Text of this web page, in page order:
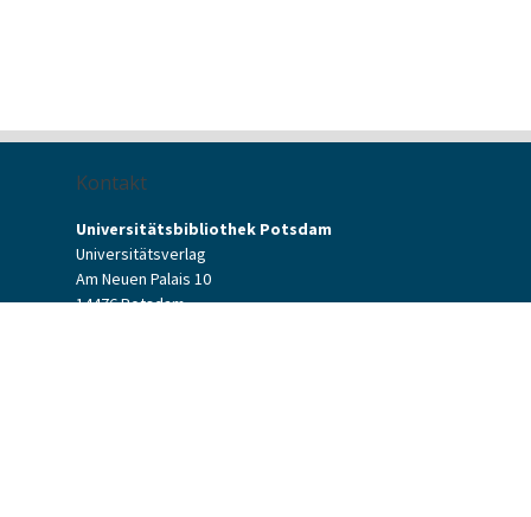
Kontakt
Universitätsbibliothek Potsdam
Universitätsverlag
Am Neuen Palais 10
14476 Potsdam